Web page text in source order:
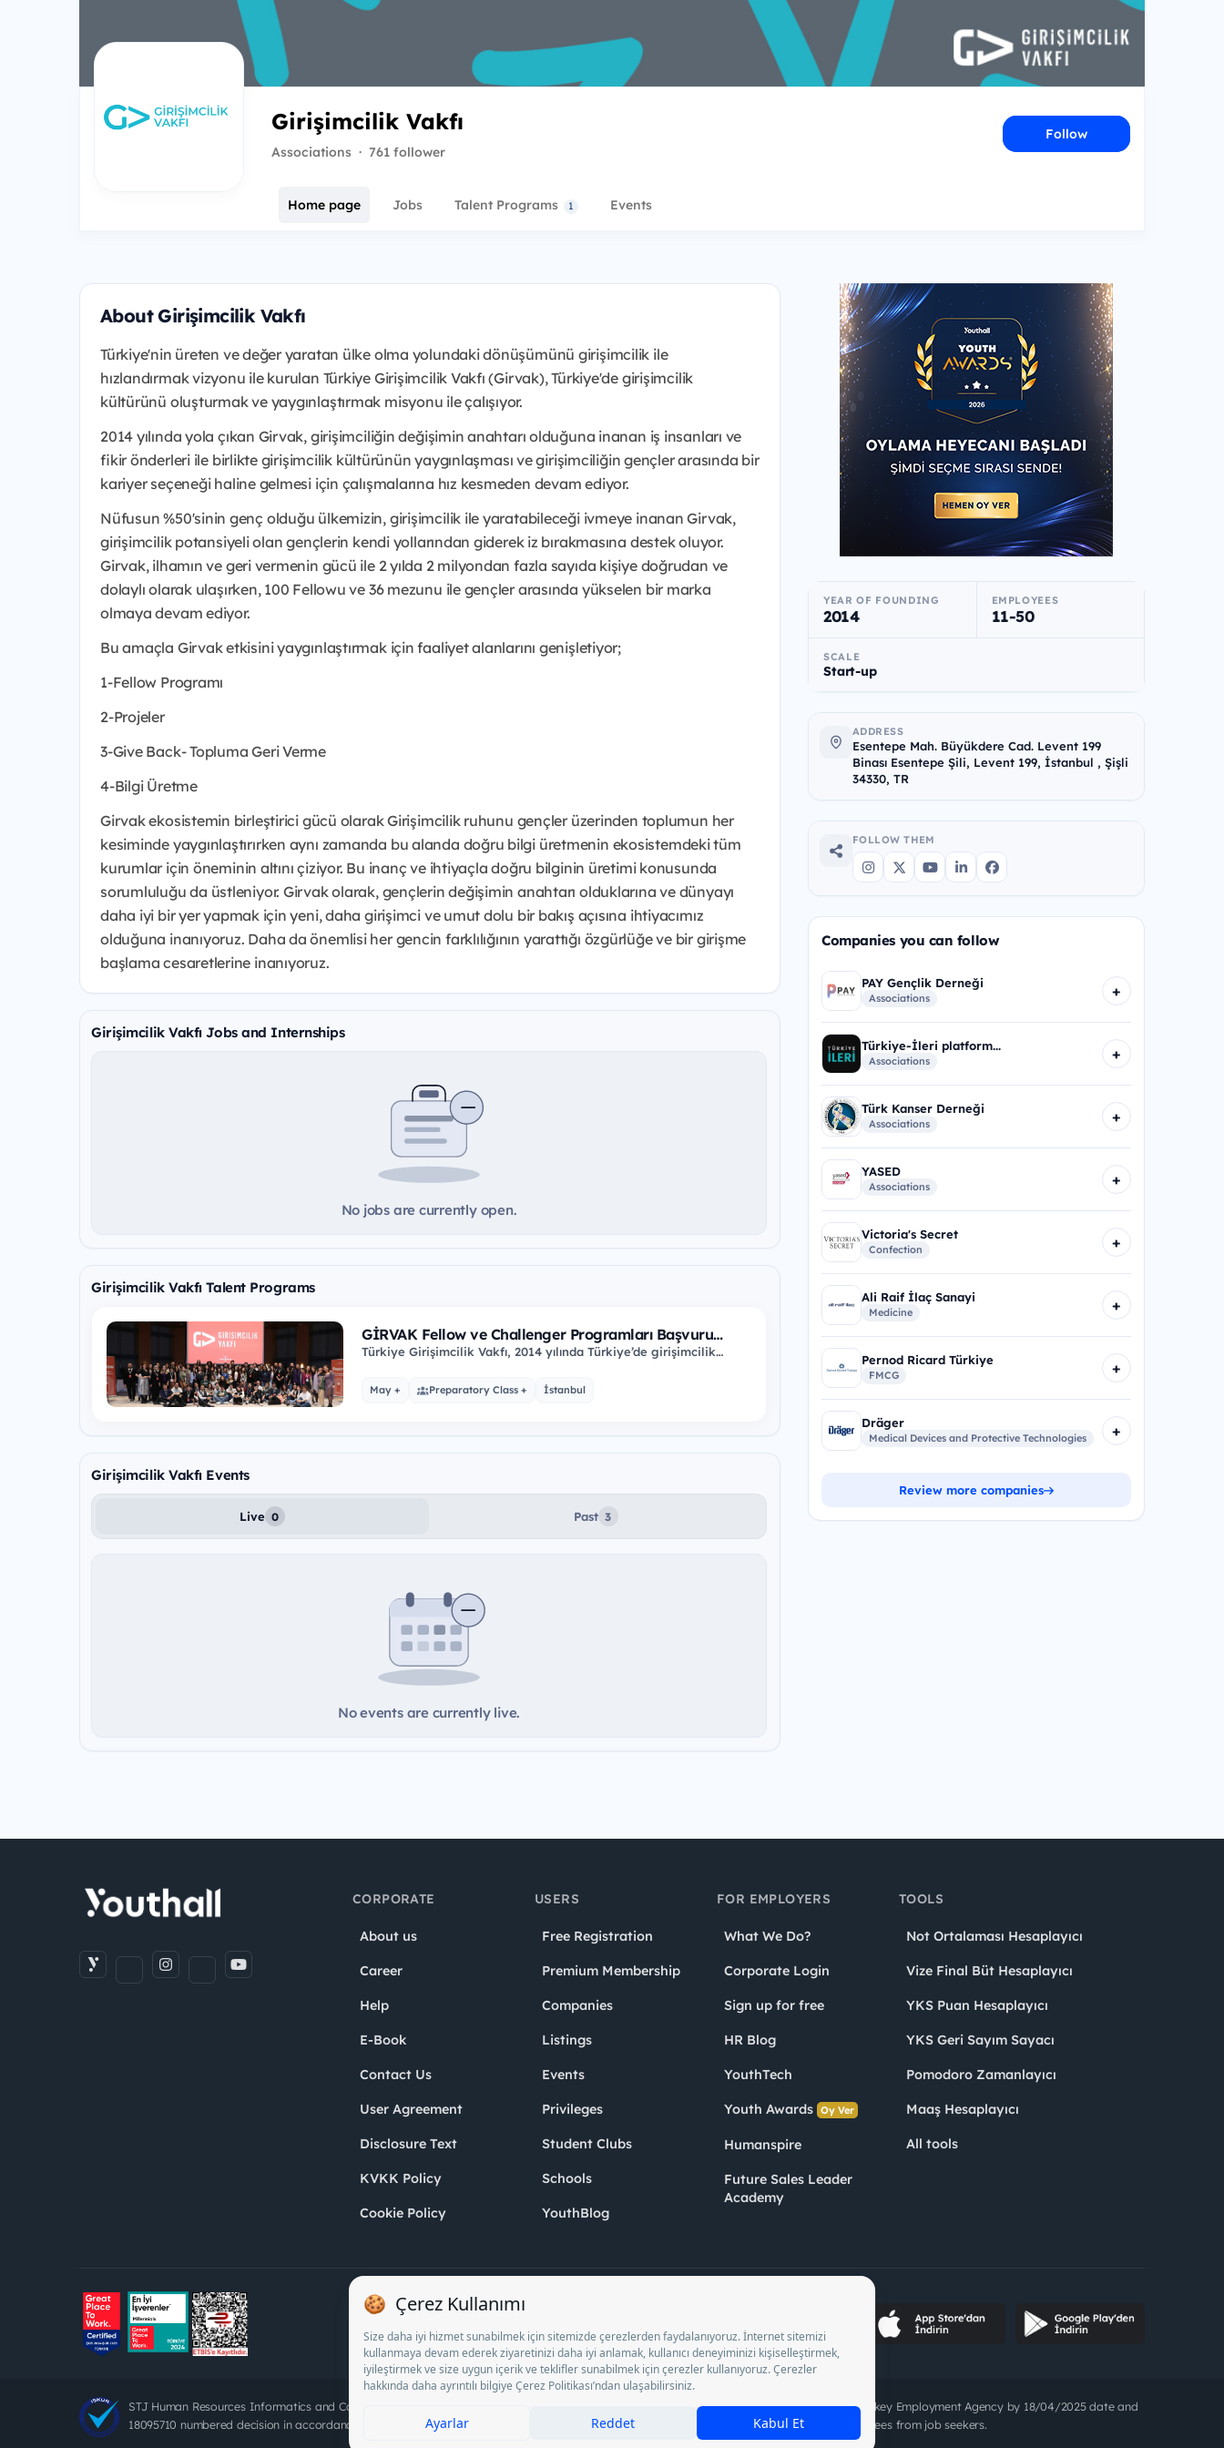
Girişimcilik Vakfı
Associations · 761 follower
Follow
Home page Jobs Talent Programs 1 Events
About Girişimcilik Vakfı
Türkiye'nin üreten ve değer yaratan ülke olma yolundaki dönüşümünü girişimcilik ile
hızlandırmak vizyonu ile kurulan Türkiye Girişimcilik Vakfı (Girvak), Türkiye'de girişimcilik
kültürünü oluşturmak ve yaygınlaştırmak misyonu ile çalışıyor.
2014 yılında yola çıkan Girvak, girişimciliğin değişimin anahtarı olduğuna inanan iş insanları ve
fikir önderleri ile birlikte girişimcilik kültürünün yaygınlaşması ve girişimciliğin gençler arasında bir
kariyer seçeneği haline gelmesi için çalışmalarına hız kesmeden devam ediyor.
Nüfusun %50'sinin genç olduğu ülkemizin, girişimcilik ile yaratabileceği ivmeye inanan Girvak,
girişimcilik potansiyeli olan gençlerin kendi yollarından giderek iz bırakmasına destek oluyor.
Girvak, ilhamın ve geri vermenin gücü ile 2 yılda 2 milyondan fazla sayıda kişiye doğrudan ve
dolaylı olarak ulaşırken, 100 Fellowu ve 36 mezunu ile gençler arasında yükselen bir marka
olmaya devam ediyor.
Bu amaçla Girvak etkisini yaygınlaştırmak için faaliyet alanlarını genişletiyor;
1-Fellow Programı
2-Projeler
3-Give Back- Topluma Geri Verme
4-Bilgi Üretme
Girvak ekosistemin birleştirici gücü olarak Girişimcilik ruhunu gençler üzerinden toplumun her
kesiminde yaygınlaştırırken aynı zamanda bu alanda doğru bilgi üretmenin ekosistemdeki tüm
kurumlar için öneminin altını çiziyor. Bu inanç ve ihtiyaçla doğru bilginin üretimi konusunda
sorumluluğu da üstleniyor. Girvak olarak, gençlerin değişimin anahtarı olduklarına ve dünyayı
daha iyi bir yer yapmak için yeni, daha girişimci ve umut dolu bir bakış açısına ihtiyacımız
olduğuna inanıyoruz. Daha da önemlisi her gencin farklılığının yarattığı özgürlüğe ve bir girişme
başlama cesaretlerine inanıyoruz.
Girişimcilik Vakfı Jobs and Internships
No jobs are currently open.
Girişimcilik Vakfı Talent Programs
GİRVAK Fellow ve Challenger Programları Başvuru
Süreci Başladı!
Türkiye Girişimcilik Vakfı, 2014 yılında Türkiye’de girişimcilik
May + Preparatory Class + İstanbul
Girişimcilik Vakfı Events
Live 0 Past 3
No events are currently live.
YEAR OF FOUNDING
2014
EMPLOYEES
11-50
SCALE
Start-up
ADDRESS
Esentepe Mah. Büyükdere Cad. Levent 199
Binası Esentepe Şili, Levent 199, İstanbul , Şişli
34330, TR
FOLLOW THEM
Companies you can follow
PAY Gençlik Derneği
Associations +
Türkiye-İleri platform...
Associations +
Türk Kanser Derneği
Associations +
YASED
Associations +
Victoria's Secret
Confection +
Ali Raif İlaç Sanayi
Medicine +
Pernod Ricard Türkiye
FMCG +
Dräger
Medical Devices and Protective Technologies +
Review more companies
CORPORATE
About us
Career
Help
E-Book
Contact Us
User Agreement
Disclosure Text
KVKK Policy
Cookie Policy
USERS
Free Registration
Premium Membership
Companies
Listings
Events
Privileges
Student Clubs
Schools
YouthBlog
FOR EMPLOYERS
What We Do?
Corporate Login
Sign up for free
HR Blog
YouthTech
Youth Awards Oy Ver
Humanspire
Future Sales Leader
Academy
TOOLS
Not Ortalaması Hesaplayıcı
Vize Final Büt Hesaplayıcı
YKS Puan Hesaplayıcı
YKS Geri Sayım Sayacı
Pomodoro Zamanlayıcı
Maaş Hesaplayıcı
All tools
STJ Human Resources Informatics and Consultancy Inc. as a Private Employment Agency to operate between 13/05/2025 - 12/05/2028, Turkey Employment Agency by 18/04/2025 date and
18095710 numbered decision in accordance with the document No. 1078 operates with. Pursuant to Law No. 4904, it is forbidden to charge fees from job seekers.